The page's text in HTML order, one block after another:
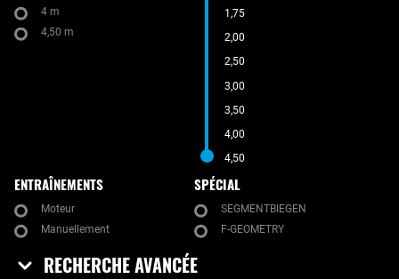
4 m
4,50 m
1,75
2,00
2,50
3,00
3,50
4,00
4,50
SPÉCIAL
SEGMENTBIEGEN
F-GEOMETRY
ENTRAÎNEMENTS
Moteur
Manuellement
RECHERCHE AVANCÉE